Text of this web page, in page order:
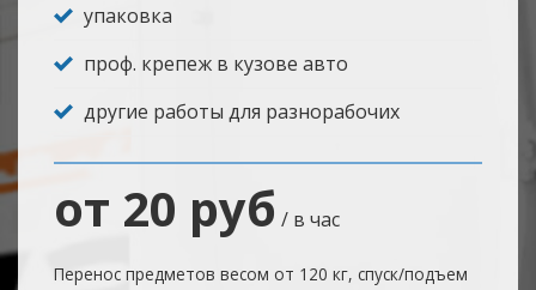
упаковка
проф. крепеж в кузове авто
другие работы для разнорабочих
от 20 руб / в час
Перенос предметов весом от 120 кг, спуск/подъем